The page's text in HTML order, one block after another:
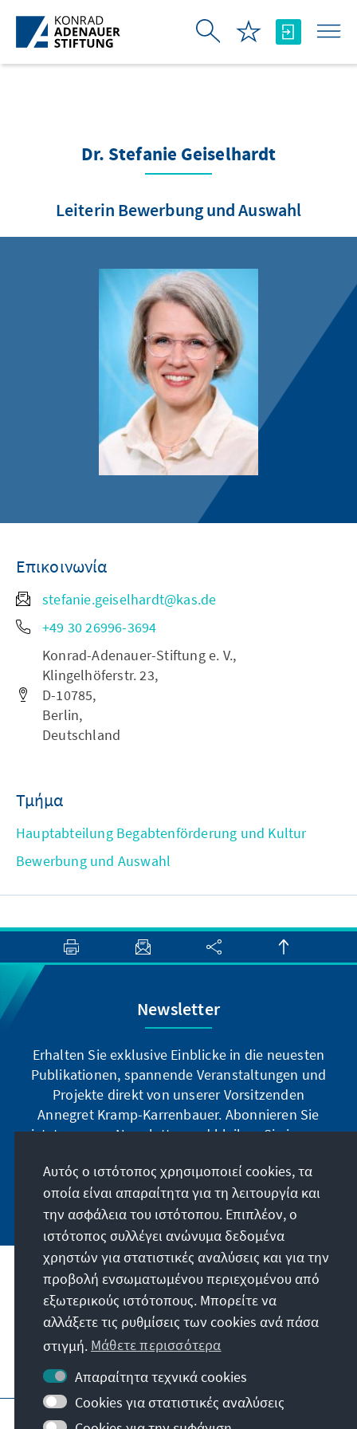
Skip to Main Content
Dr. Stefanie Geiselhardt
Leiterin Bewerbung und Auswahl
Επικοινωνία
stefanie.geiselhardt@kas.de
+49 30 26996-3694
Konrad-Adenauer-Stiftung e. V.,
Klingelhöferstr. 23,
D-10785,
Berlin,
Deutschland
Τμήμα
Hauptabteilung Begabtenförderung und Kultur
Bewerbung und Auswahl
Newsletter
Erhalten Sie exklusive Einblicke in die neuesten
Publikationen, spannende Veranstaltungen und
Projekte direkt von unserer Vorsitzenden
Annegret Kramp-Karrenbauer. Abonnieren Sie
jetzt unseren Newsletter und bleiben Sie immer
Jetzt abonnieren
Την παραγγελία μας
Επικοινωνία
Περισσότερες προσφορές από το ίδρυμα
Στοιχεία ιστοσελίδας
Αυτός ο ιστότοπος χρησιμοποιεί cookies, τα
οποία είναι απαραίτητα για τη λειτουργία και
την ασφάλεια του ιστότοπου. Επιπλέον, ο
ιστότοπος συλλέγει ανώνυμα δεδομένα
χρηστών για στατιστικές αναλύσεις και για την
προβολή ενσωματωμένου περιεχομένου από
εξωτερικούς ιστότοπους. Μπορείτε να
αλλάξετε τις ρυθμίσεις των cookies ανά πάσα
στιγμή. Μάθετε περισσότερα
Απαραίτητα τεχνικά cookies
Cookies για στατιστικές αναλύσεις